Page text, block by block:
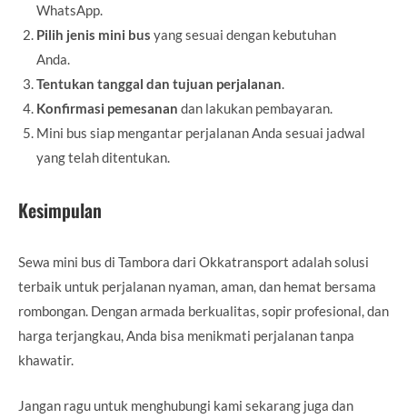
WhatsApp.
Pilih jenis mini bus yang sesuai dengan kebutuhan
Anda.
Tentukan tanggal dan tujuan perjalanan.
Konfirmasi pemesanan dan lakukan pembayaran.
Mini bus siap mengantar perjalanan Anda sesuai jadwal
yang telah ditentukan.
Kesimpulan
Sewa mini bus di Tambora dari Okkatransport adalah solusi
terbaik untuk perjalanan nyaman, aman, dan hemat bersama
rombongan. Dengan armada berkualitas, sopir profesional, dan
harga terjangkau, Anda bisa menikmati perjalanan tanpa
khawatir.
Jangan ragu untuk menghubungi kami sekarang juga dan